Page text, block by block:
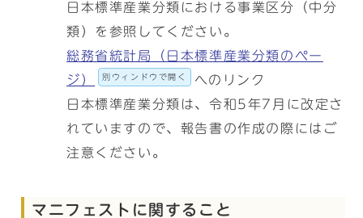
日本標準産業分類における事業区分（中分
類）を参照してください。
総務省統計局（日本標準産業分類のペー
ジ）
別ウィンドウで開く
へのリンク
日本標準産業分類は、令和5年7月に改定さ
れていますので、報告書の作成の際にはご
注意ください。
マニフェストに関すること